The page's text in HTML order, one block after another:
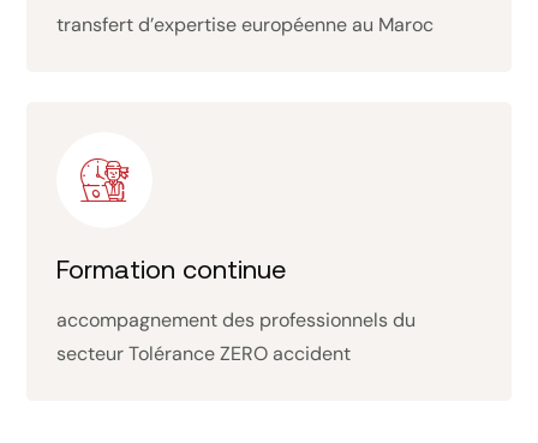
transfert d’expertise européenne au Maroc
Formation continue
accompagnement des professionnels du
secteur Tolérance ZERO accident